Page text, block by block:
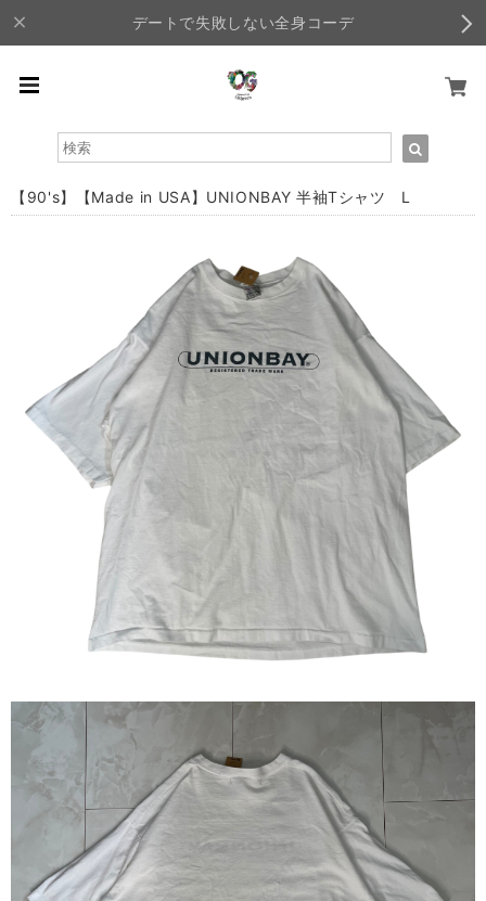
デートで失敗しない全身コーデ
【90's】【Made in USA】UNIONBAY 半袖Tシャツ L